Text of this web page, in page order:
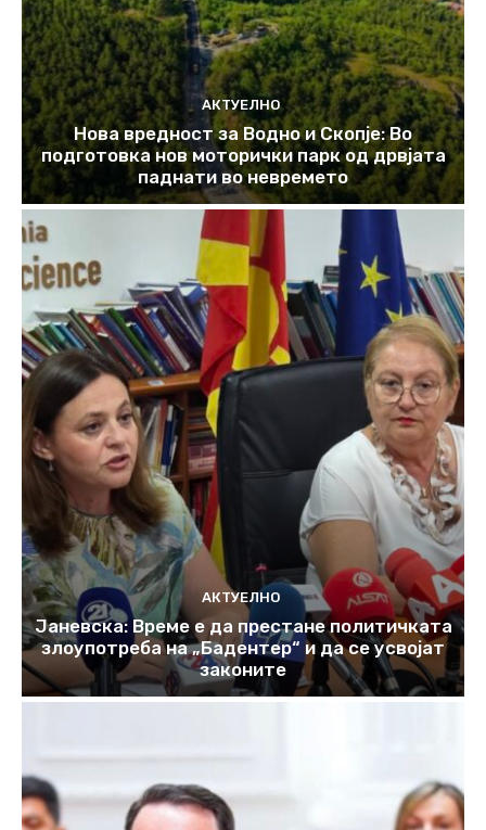
АКТУЕЛНО
Нова вредност за Водно и Скопје: Во
подготовка нов моторички парк од дрвјата
паднати во невремето
АКТУЕЛНО
Јаневска: Време е да престане политичката
злоупотреба на „Бадентер“ и да се усвојат
законите